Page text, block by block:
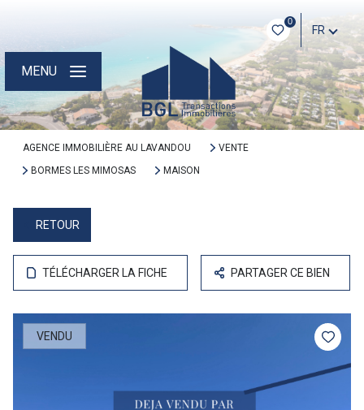
0
FR
MENU
AGENCE IMMOBILIÈRE AU LAVANDOU
VENTE
BORMES LES MIMOSAS
MAISON
RETOUR
TÉLÉCHARGER LA FICHE PARTAGER CE BIEN
VENDU